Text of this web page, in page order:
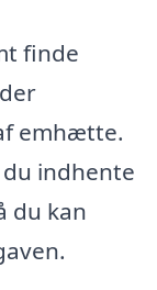
finde
emhætte.
indhente
du kan